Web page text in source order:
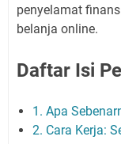
penyelamat
belanja online.
Daftar Isi
1. Apa
2. Cara Kerja: